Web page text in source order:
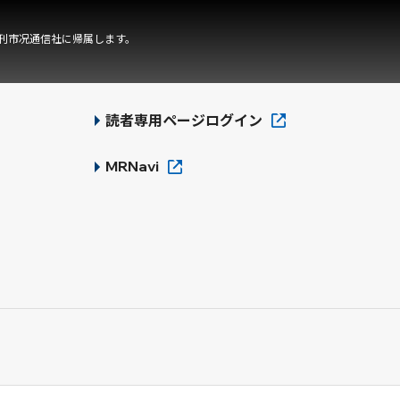
况通信社に帰属します。
読者専用ページログイン
MRNavi